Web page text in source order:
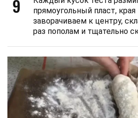
9
прямоугольный пласт, края
заворачиваем к центру,
раз пополам и тщательно